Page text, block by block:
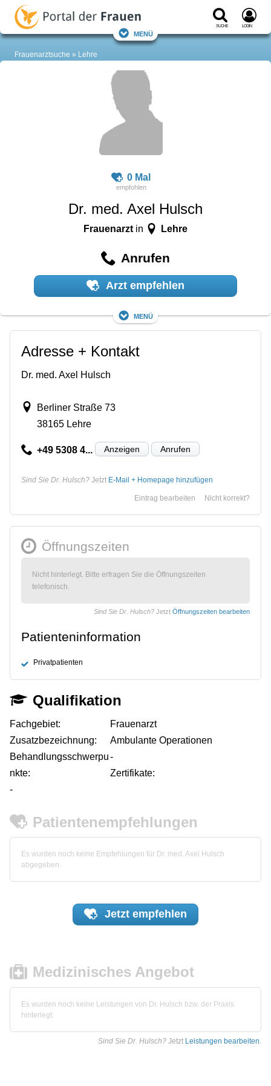
Suche Login
Menü
Frauenarztsuche Lehre
0 Mal
Dr. med. Axel Hulsch
Frauenarztin Lehre
Anrufen
Arzt empfehlen
Menü
Adresse + Kontakt
Dr. med. Axel Hulsch
Berliner Straße 73
38165 Lehre
+49 5308 4... Anzeigen Anrufen
Sind Sie Dr. Hulsch? Jetzt E-Mail + Homepage hinzufügen
Nicht korrekt?
Eintrag bearbeiten
Öffnungszeiten
Nicht hinterlegt. Bitte erfragen Sie die Öffnungszeiten
telefonisch.
Sind Sie Dr. Hulsch? Jetzt Öffnungszeiten bearbeiten
Patienteninformation
Privatpatienten
Qualifikation
Fachgebiet:
Frauenarzt
Zusatzbezeichnung:
Ambulante Operationen
Behandlungsschwerpu
nkte:
-
Zertifikate:
-
Patientenempfehlungen
Es wurden noch keine Empfehlungen für Dr. med. Axel Hulsch
abgegeben.
Jetzt empfehlen
Medizinisches Angebot
Es wurden noch keine Leistungen von Dr. Hulsch bzw. der Praxis
hinterlegt.
Sind Sie Dr. Hulsch? Jetzt Leistungen bearbeiten.